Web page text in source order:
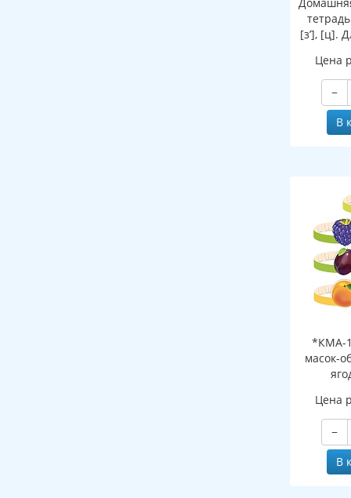
[з’], [ц].
Цена
−
В
*КМА-
масок-
Цена
−
В